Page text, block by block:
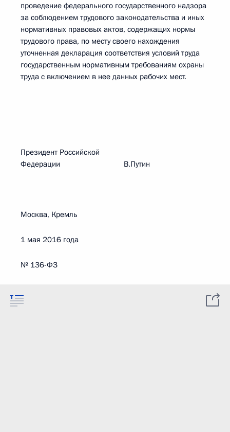
проведение федерального государственного надзора
за соблюдением трудового законодательства и иных
нормативных правовых актов, содержащих нормы
трудового права, по месту своего нахождения
уточненная декларация соответствия условий труда
государственным нормативным требованиям охраны
труда с включением в нее данных рабочих мест.
Президент Российской
Федерации В.Путин
Москва, Кремль
1 мая 2016 года
№ 136-ФЗ